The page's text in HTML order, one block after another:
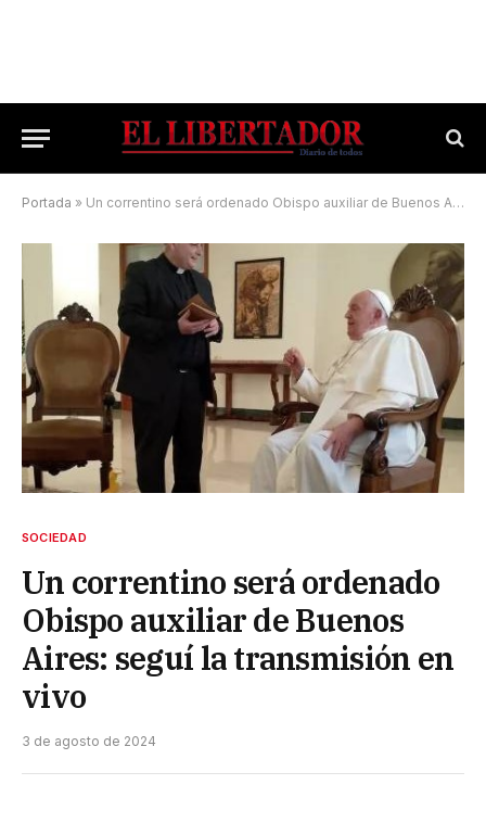
Portada » Un correntino será ordenado Obispo auxiliar de Buenos Aires: seguí la transmisión en vivo
SOCIEDAD
Un correntino será ordenado
Obispo auxiliar de Buenos
Aires: seguí la transmisión en
vivo
3 de agosto de 2024